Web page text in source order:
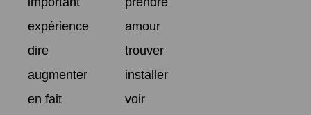
expérience
amour
dire
trouver
augmenter
installer
en fait
voir